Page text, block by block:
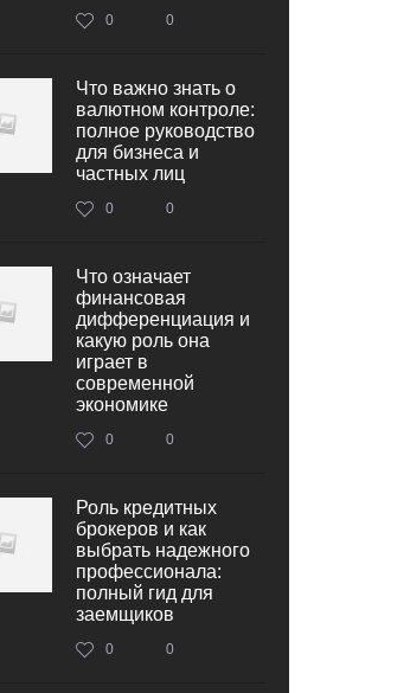
0 0
Что важно знать о
валютном контроле:
полное руководство
для бизнеса и
частных лиц
0 0
Что означает
финансовая
дифференциация и
какую роль она
играет в
современной
экономике
0 0
Роль кредитных
брокеров и как
выбрать надежного
профессионала:
полный гид для
заемщиков
0 0